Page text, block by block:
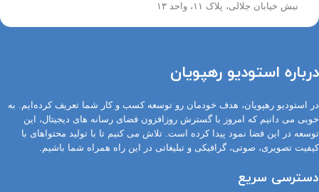
نبش خیابان جلالی، پلاک ۱۱، واحد ۱۳
درباره استودیو رهپویان
در استودیو رهپویان، هدف خودمان رو توسعه کسب و کار شما تعریف کرده‌ایم. به
خوبی می دانیم که امروز با گسترش روزافزون فضای رسانه های دیجیتال، این
توسعه در این فضا نمود پیدا کرده است. تلاش می کنیم تا با تولید محتواهای با
کیفیت تصویری، صوتی، گرافیکی و تبلیغاتی در این راه همراه شما باشیم.
دسترسی سریع